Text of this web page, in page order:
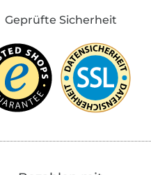
Geprüfte Sicherheit